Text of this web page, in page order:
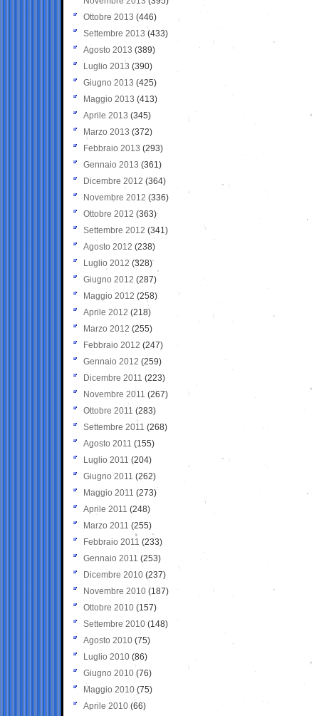
Ottobre 2013 (446)
Settembre 2013 (433)
Agosto 2013 (389)
Luglio 2013 (390)
Giugno 2013 (425)
Maggio 2013 (413)
Aprile 2013 (345)
Marzo 2013 (372)
Febbraio 2013 (293)
Gennaio 2013 (361)
Dicembre 2012 (364)
Novembre 2012 (336)
Ottobre 2012 (363)
Settembre 2012 (341)
Agosto 2012 (238)
Luglio 2012 (328)
Giugno 2012 (287)
Maggio 2012 (258)
Aprile 2012 (218)
Marzo 2012 (255)
Febbraio 2012 (247)
Gennaio 2012 (259)
Dicembre 2011 (223)
Novembre 2011 (267)
Ottobre 2011 (283)
Settembre 2011 (268)
Agosto 2011 (155)
Luglio 2011 (204)
Giugno 2011 (262)
Maggio 2011 (273)
Aprile 2011 (248)
Marzo 2011 (255)
Febbraio 2011 (233)
Gennaio 2011 (253)
Dicembre 2010 (237)
Novembre 2010 (187)
Ottobre 2010 (157)
Settembre 2010 (148)
Agosto 2010 (75)
Luglio 2010 (86)
Giugno 2010 (76)
Maggio 2010 (75)
Aprile 2010 (66)